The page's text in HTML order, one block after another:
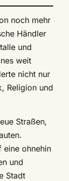
noch mehr
Händler
und
weit
nicht nur
Religion und
Straßen,
eine ohnehin
und
Stadt